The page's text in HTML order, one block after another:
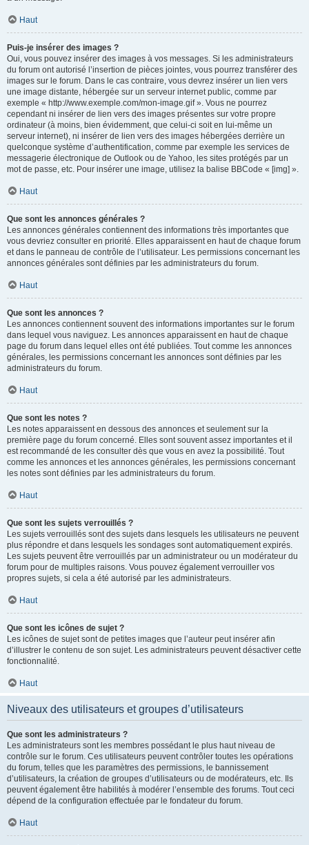
Haut
Puis-je insérer des images ?
Oui, vous pouvez insérer des images à vos messages. Si les administrateurs
du forum ont autorisé l’insertion de pièces jointes, vous pourrez transférer des
images sur le forum. Dans le cas contraire, vous devrez insérer un lien vers
une image distante, hébergée sur un serveur internet public, comme par
exemple « http://www.exemple.com/mon-image.gif ». Vous ne pourrez
cependant ni insérer de lien vers des images présentes sur votre propre
ordinateur (à moins, bien évidemment, que celui-ci soit en lui-même un
serveur internet), ni insérer de lien vers des images hébergées derrière un
quelconque système d’authentification, comme par exemple les services de
messagerie électronique de Outlook ou de Yahoo, les sites protégés par un
mot de passe, etc. Pour insérer une image, utilisez la balise BBCode « [img] ».
Haut
Que sont les annonces générales ?
Les annonces générales contiennent des informations très importantes que
vous devriez consulter en priorité. Elles apparaissent en haut de chaque forum
et dans le panneau de contrôle de l’utilisateur. Les permissions concernant les
annonces générales sont définies par les administrateurs du forum.
Haut
Que sont les annonces ?
Les annonces contiennent souvent des informations importantes sur le forum
dans lequel vous naviguez. Les annonces apparaissent en haut de chaque
page du forum dans lequel elles ont été publiées. Tout comme les annonces
générales, les permissions concernant les annonces sont définies par les
administrateurs du forum.
Haut
Que sont les notes ?
Les notes apparaissent en dessous des annonces et seulement sur la
première page du forum concerné. Elles sont souvent assez importantes et il
est recommandé de les consulter dès que vous en avez la possibilité. Tout
comme les annonces et les annonces générales, les permissions concernant
les notes sont définies par les administrateurs du forum.
Haut
Que sont les sujets verrouillés ?
Les sujets verrouillés sont des sujets dans lesquels les utilisateurs ne peuvent
plus répondre et dans lesquels les sondages sont automatiquement expirés.
Les sujets peuvent être verrouillés par un administrateur ou un modérateur du
forum pour de multiples raisons. Vous pouvez également verrouiller vos
propres sujets, si cela a été autorisé par les administrateurs.
Haut
Que sont les icônes de sujet ?
Les icônes de sujet sont de petites images que l’auteur peut insérer afin
d’illustrer le contenu de son sujet. Les administrateurs peuvent désactiver cette
fonctionnalité.
Haut
Niveaux des utilisateurs et groupes d’utilisateurs
Que sont les administrateurs ?
Les administrateurs sont les membres possédant le plus haut niveau de
contrôle sur le forum. Ces utilisateurs peuvent contrôler toutes les opérations
du forum, telles que les paramètres des permissions, le bannissement
d’utilisateurs, la création de groupes d’utilisateurs ou de modérateurs, etc. Ils
peuvent également être habilités à modérer l’ensemble des forums. Tout ceci
dépend de la configuration effectuée par le fondateur du forum.
Haut